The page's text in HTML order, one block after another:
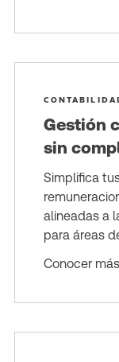
Gestión
sin
Simplifica
alineadas a
para áreas
Conocer más